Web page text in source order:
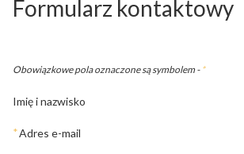
Formularz kontaktowy
Obowiązkowe pola oznaczone są symbolem - *
Imię i nazwisko
*Adres e-mail